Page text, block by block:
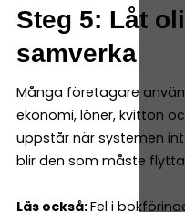
Steg 5: Låt
samverka
Många företagare
ekonomi, löner, kvitton
uppstår när systemen
blir den som måste
Läs också:Fel i